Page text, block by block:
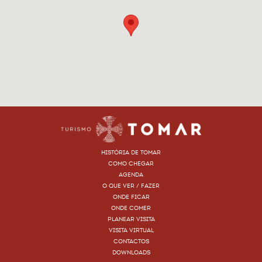
HISTÓRIA DE TOMAR
COMO CHEGAR
AGENDA
O QUE VER / FAZER
ONDE FICAR
ONDE COMER
PLANEAR VISITA
VISITA VIRTUAL
CONTACTOS
DOWNLOADS